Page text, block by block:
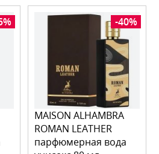
-40%
MAISON ALHAMBRA
ROMAN LEATHER
парфюмерная вода